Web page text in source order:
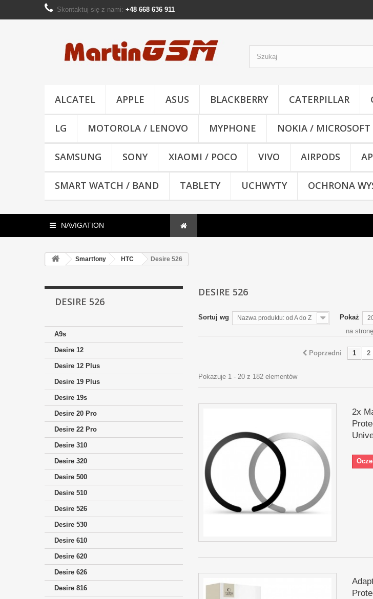
Skontaktuj się z nami: +48 668 636 911
ALCATEL APPLE ASUS BLACKBERRY CATERPILLAR
LG MOTOROLA / LENOVO MYPHONE NOKIA / MICROSOFT
SAMSUNG SONY XIAOMI / POCO VIVO AIRPODS
SMART WATCH / BAND TABLETY UCHWYTY OCHRONA
NAVIGATION
Smartfony HTC Desire 526
DESIRE 526
A9s
Desire 12
Desire 12 Plus
Desire 19 Plus
Desire 19s
Desire 20 Pro
Desire 22 Pro
Desire 310
Desire 320
Desire 500
Desire 510
Desire 526
Desire 530
Desire 610
Desire 620
Desire 626
Desire 816
DESIRE 526
Sortuj wg Nazwa produktu: od A do Z Pokaż
na stronę
Poprzedni 1 2
Pokazuje 1 - 20 z 182 elementów
2x